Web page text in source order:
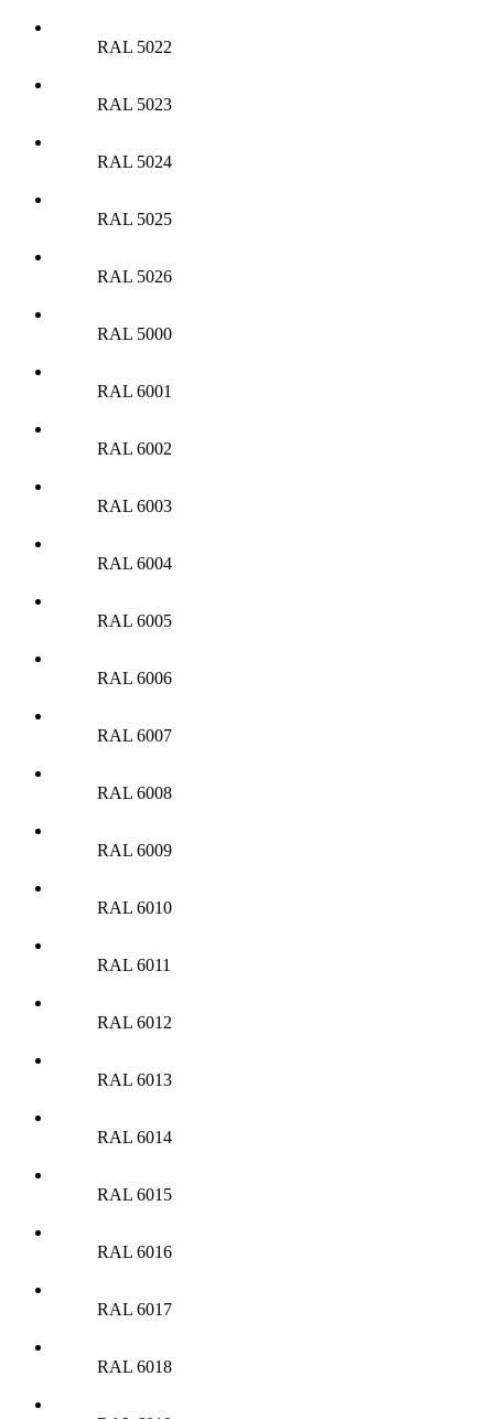
RAL 5022
RAL 5023
RAL 5024
RAL 5025
RAL 5026
RAL 5000
RAL 6001
RAL 6002
RAL 6003
RAL 6004
RAL 6005
RAL 6006
RAL 6007
RAL 6008
RAL 6009
RAL 6010
RAL 6011
RAL 6012
RAL 6013
RAL 6014
RAL 6015
RAL 6016
RAL 6017
RAL 6018